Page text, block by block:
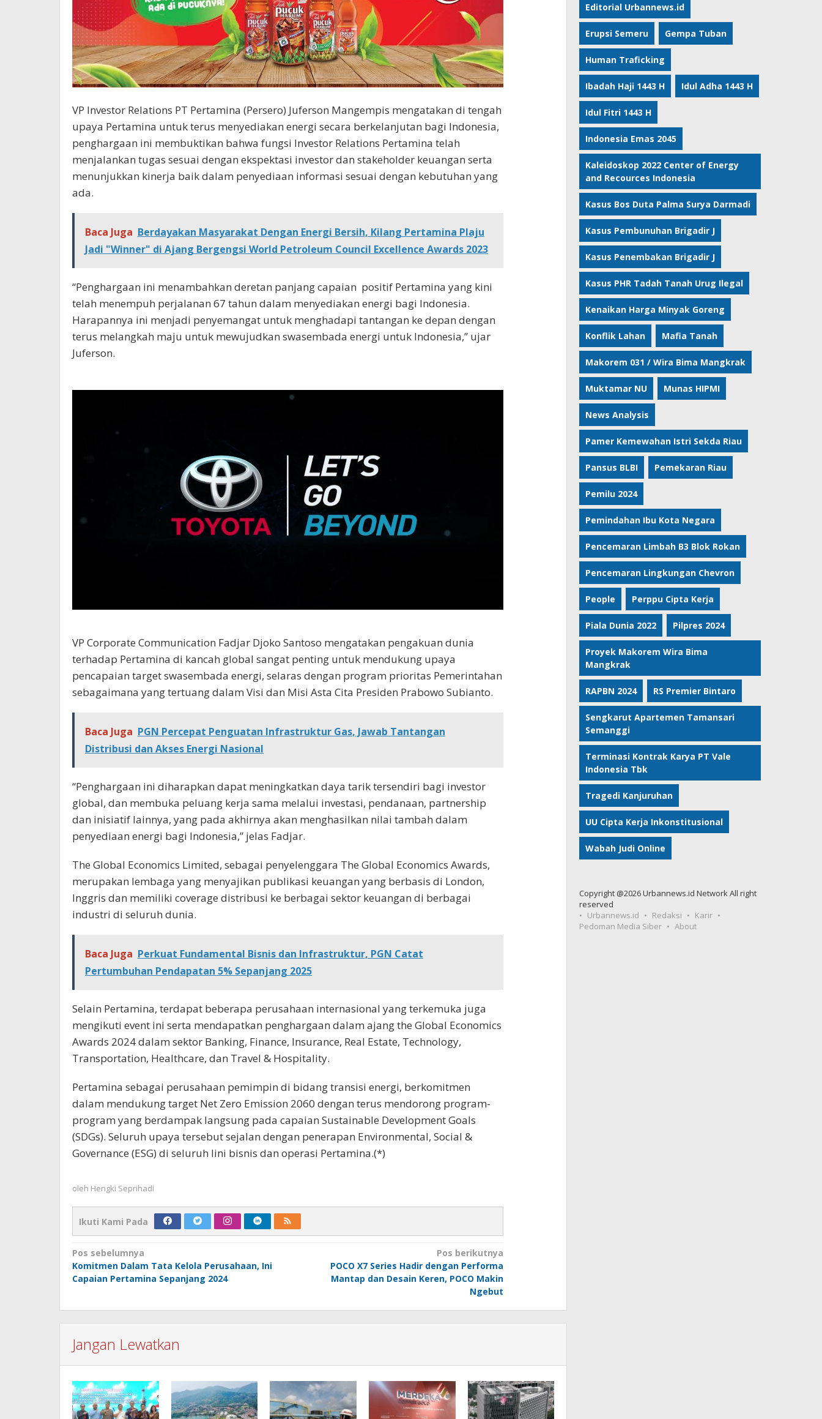
VP Investor Relations PT Pertamina (Persero) Juferson Mangempis mengatakan di tengah
upaya Pertamina untuk terus menyediakan energi secara berkelanjutan bagi Indonesia,
penghargaan ini membuktikan bahwa fungsi Investor Relations Pertamina telah
menjalankan tugas sesuai dengan ekspektasi investor dan stakeholder keuangan serta
menunjukkan kinerja baik dalam penyediaan informasi sesuai dengan kebutuhan yang
ada.
Baca Juga Berdayakan Masyarakat Dengan Energi Bersih, Kilang Pertamina Plaju
Jadi "Winner" di Ajang Bergengsi World Petroleum Council Excellence Awards 2023
“Penghargaan ini menambahkan deretan panjang capaian positif Pertamina yang kini
telah menempuh perjalanan 67 tahun dalam menyediakan energi bagi Indonesia.
Harapannya ini menjadi penyemangat untuk menghadapi tantangan ke depan dengan
terus melangkah maju untuk mewujudkan swasembada energi untuk Indonesia,” ujar
Juferson.
VP Corporate Communication Fadjar Djoko Santoso mengatakan pengakuan dunia
terhadap Pertamina di kancah global sangat penting untuk mendukung upaya
pencapaian target swasembada energi, selaras dengan program prioritas Pemerintahan
sebagaimana yang tertuang dalam Visi dan Misi Asta Cita Presiden Prabowo Subianto.
Baca Juga PGN Percepat Penguatan Infrastruktur Gas, Jawab Tantangan
Distribusi dan Akses Energi Nasional
“Penghargaan ini diharapkan dapat meningkatkan daya tarik tersendiri bagi investor
global, dan membuka peluang kerja sama melalui investasi, pendanaan, partnership
dan inisiatif lainnya, yang pada akhirnya akan menghasilkan nilai tambah dalam
penyediaan energi bagi Indonesia,” jelas Fadjar.
The Global Economics Limited, sebagai penyelenggara The Global Economics Awards,
merupakan lembaga yang menyajikan publikasi keuangan yang berbasis di London,
Inggris dan memiliki coverage distribusi ke berbagai sektor keuangan di berbagai
industri di seluruh dunia.
Baca Juga Perkuat Fundamental Bisnis dan Infrastruktur, PGN Catat
Pertumbuhan Pendapatan 5% Sepanjang 2025
Selain Pertamina, terdapat beberapa perusahaan internasional yang terkemuka juga
mengikuti event ini serta mendapatkan penghargaan dalam ajang the Global Economics
Awards 2024 dalam sektor Banking, Finance, Insurance, Real Estate, Technology,
Transportation, Healthcare, dan Travel & Hospitality.
Pertamina sebagai perusahaan pemimpin di bidang transisi energi, berkomitmen
dalam mendukung target Net Zero Emission 2060 dengan terus mendorong program-
program yang berdampak langsung pada capaian Sustainable Development Goals
(SDGs). Seluruh upaya tersebut sejalan dengan penerapan Environmental, Social &
Governance (ESG) di seluruh lini bisnis dan operasi Pertamina.(*)
oleh Hengki Seprihadi
Ikuti Kami Pada
Navigasi
pos
Pos sebelumnya
Komitmen Dalam Tata Kelola Perusahaan, Ini
Capaian Pertamina Sepanjang 2024
Pos berikutnya
POCO X7 Series Hadir dengan Performa
Mantap dan Desain Keren, POCO Makin
Ngebut
Jangan Lewatkan
Editorial Urbannews.id
Erupsi Semeru Gempa Tuban
Human Traficking
Ibadah Haji 1443 H Idul Adha 1443 H
Idul Fitri 1443 H
Indonesia Emas 2045
Kaleidoskop 2022 Center of Energy
and Recources Indonesia
Kasus Bos Duta Palma Surya Darmadi
Kasus Pembunuhan Brigadir J
Kasus Penembakan Brigadir J
Kasus PHR Tadah Tanah Urug Ilegal
Kenaikan Harga Minyak Goreng
Konflik Lahan Mafia Tanah
Makorem 031 / Wira Bima Mangkrak
Muktamar NU Munas HIPMI
News Analysis
Pamer Kemewahan Istri Sekda Riau
Pansus BLBI Pemekaran Riau
Pemilu 2024
Pemindahan Ibu Kota Negara
Pencemaran Limbah B3 Blok Rokan
Pencemaran Lingkungan Chevron
People Perppu Cipta Kerja
Piala Dunia 2022 Pilpres 2024
Proyek Makorem Wira Bima
Mangkrak
RAPBN 2024 RS Premier Bintaro
Sengkarut Apartemen Tamansari
Semanggi
Terminasi Kontrak Karya PT Vale
Indonesia Tbk
Tragedi Kanjuruhan
UU Cipta Kerja Inkonstitusional
Wabah Judi Online
Copyright @2026 Urbannews.id Network All right
reserved
Urbannews.id
Redaksi
Karir
Pedoman Media Siber
About